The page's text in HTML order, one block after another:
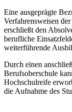
Eine ausgeprägte
Verfahrensweisen
erschließt den
berufliche
weiterführende
Durch einen
Berufsoberschule
Hochschulreife
die Aufnahme des